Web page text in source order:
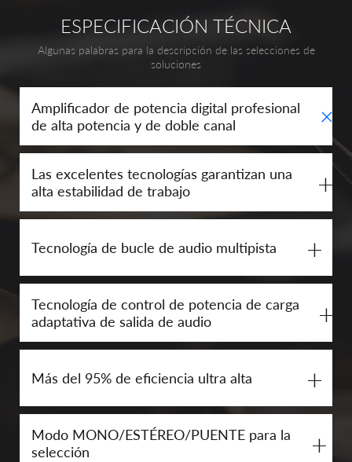
ESPECIFICACIÓN TÉCNICA
Algunas palabras para la descripción de las selecciones de
soluciones
Amplificador de potencia digital profesional
de alta potencia y de doble canal
+
Las excelentes tecnologías garantizan una
alta estabilidad de trabajo
+
Tecnología de bucle de audio multipista +
Tecnología de control de potencia de carga
adaptativa de salida de audio
+
Más del 95% de eficiencia ultra alta +
Modo MONO/ESTÉREO/PUENTE para la
selección
+